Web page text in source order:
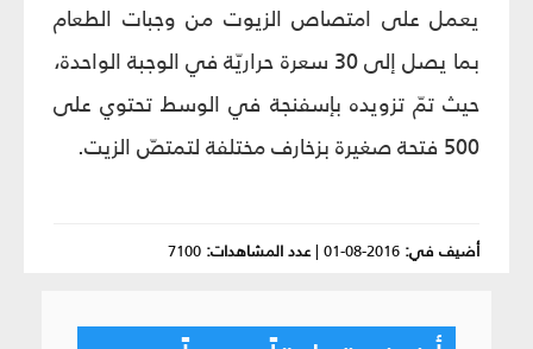
يعمل على امتصاص الزيوت من وجبات الطعام
بما يصل إلى 30 سعرة حراريّة في الوجبة الواحدة،
حيث تمّ تزويده بإسفنجة في الوسط تحتوي على
500 فتحة صغيرة بزخارف مختلفة لتمتصّ الزيت.
أضيف في: 2016-08-01
|عدد المشاهدات: 7100